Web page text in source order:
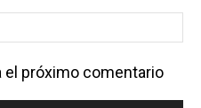
el próximo comentario